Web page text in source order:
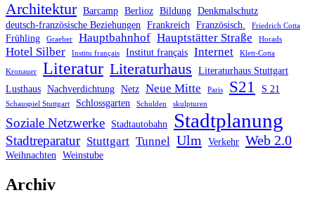
Architektur Barcamp Berlioz Bildung Denkmalschutz
deutsch-französische Beziehungen
Frankreich Französisch. Friedrich Cotta
Frühling Graeber Hauptbahnhof Hauptstätter Straße Horads
Hotel Silber Institu français Institut français Internet Klett-Cotta
Kronauer Literatur Literaturhaus
Literaturhaus Stuttgart
Lusthaus Nachverdichtung Netz Neue Mitte Paris S21 S 21
Schauspiel Stuttgart Schlossgarten Schulden skulpturen
Soziale Netzwerke Stadtautobahn Stadtplanung
Stadtreparatur Stuttgart Tunnel Ulm Verkehr Web 2.0
Weihnachten Weinstube
Archiv